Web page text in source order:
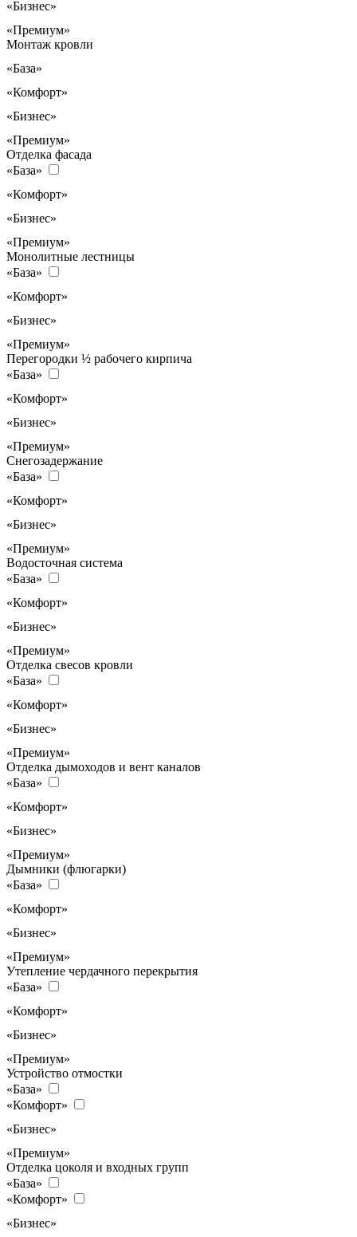
«Бизнес»
«Премиум»
Монтаж кровли
«База»
«Комфорт»
«Бизнес»
«Премиум»
Отделка фасада
«База»
«Комфорт»
«Бизнес»
«Премиум»
Монолитные лестницы
«База»
«Комфорт»
«Бизнес»
«Премиум»
Перегородки ½ рабочего кирпича
«База»
«Комфорт»
«Бизнес»
«Премиум»
Снегозадержание
«База»
«Комфорт»
«Бизнес»
«Премиум»
Водосточная система
«База»
«Комфорт»
«Бизнес»
«Премиум»
Отделка свесов кровли
«База»
«Комфорт»
«Бизнес»
«Премиум»
Отделка дымоходов и вент каналов
«База»
«Комфорт»
«Бизнес»
«Премиум»
Дымники (флюгарки)
«База»
«Комфорт»
«Бизнес»
«Премиум»
Утепление чердачного перекрытия
«База»
«Комфорт»
«Бизнес»
«Премиум»
Устройство отмостки
«База»
«Комфорт»
«Бизнес»
«Премиум»
Отделка цоколя и входных групп
«База»
«Комфорт»
«Бизнес»